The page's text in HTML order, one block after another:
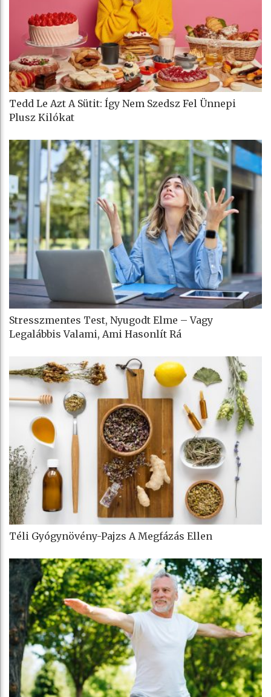
Tedd Le Azt A Sütit: Így Nem Szedsz Fel Ünnepi
Plusz Kilókat
Stresszmentes Test, Nyugodt Elme – Vagy
Legalábbis Valami, Ami Hasonlít Rá
Téli Gyógynövény-Pajzs A Megfázás Ellen